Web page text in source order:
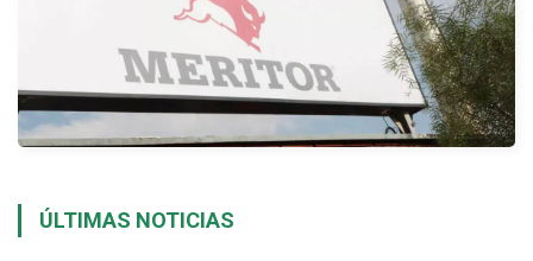
ÚLTIMAS NOTICIAS